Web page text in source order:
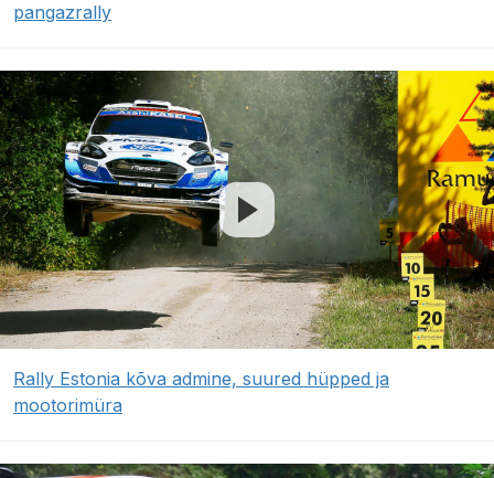
pangazrally
Rally Estonia kõva admine, suured hüpped ja
mootorimüra